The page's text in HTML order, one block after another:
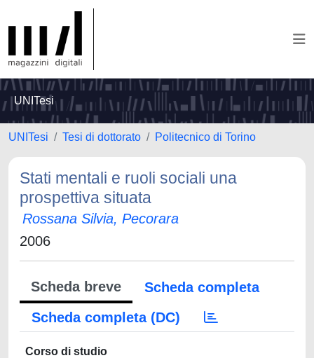
UNITesi
UNITesi Tesi di dottorato Politecnico di Torino
Stati mentali e ruoli sociali una
prospettiva situata
Rossana Silvia, Pecorara
2006
Scheda breve
Scheda completa
Scheda completa (DC)
Corso di studio